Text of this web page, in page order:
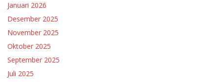
Januari 2026
Desember 2025
November 2025
Oktober 2025
September 2025
Juli 2025